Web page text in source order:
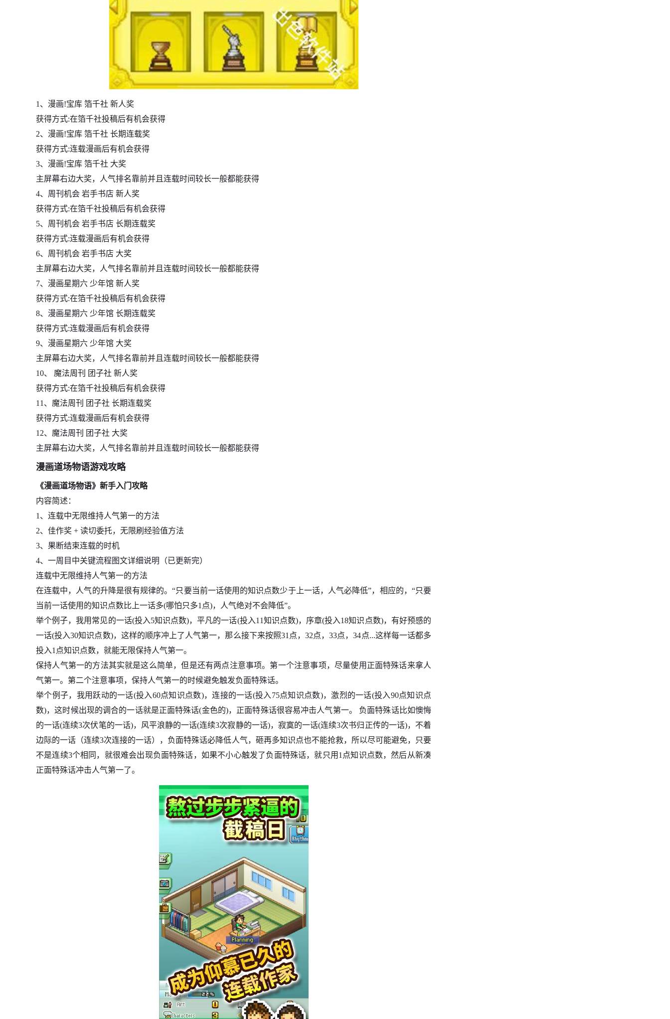
1、漫画!宝库 箔千社 新人奖
获得方式:在箔千社投稿后有机会获得
2、漫画!宝库 箔千社 长期连载奖
获得方式:连载漫画后有机会获得
3、漫画!宝库 箔千社 大奖
主屏幕右边大奖，人气排名靠前并且连载时间较长一般都能获得
4、周刊机会 岩手书店 新人奖
获得方式:在箔千社投稿后有机会获得
5、周刊机会 岩手书店 长期连载奖
获得方式:连载漫画后有机会获得
6、周刊机会 岩手书店 大奖
主屏幕右边大奖，人气排名靠前并且连载时间较长一般都能获得
7、漫画星期六 少年馆 新人奖
获得方式:在箔千社投稿后有机会获得
8、漫画星期六 少年馆 长期连载奖
获得方式:连载漫画后有机会获得
9、漫画星期六 少年馆 大奖
主屏幕右边大奖，人气排名靠前并且连载时间较长一般都能获得
10、 魔法周刊 团子社 新人奖
获得方式:在箔千社投稿后有机会获得
11、魔法周刊 团子社 长期连载奖
获得方式:连载漫画后有机会获得
12、魔法周刊 团子社 大奖
主屏幕右边大奖，人气排名靠前并且连载时间较长一般都能获得
漫画道场物语游戏攻略
《漫画道场物语》新手入门攻略
内容简述：
1、连载中无限维持人气第一的方法
2、佳作奖 + 读切委托，无限刷经验值方法
3、果断结束连载的时机
4、一周目中关键流程图文详细说明（已更新完）
连载中无限维持人气第一的方法
在连载中，人气的升降是很有规律的。“只要当前一话使用的知识点数少于上一话，人气必降低”，相应的，“只要
当前一话使用的知识点数比上一话多(哪怕只多1点)，人气绝对不会降低”。
举个例子，我用常见的一话(投入5知识点数)，平凡的一话(投入11知识点数)，序章(投入18知识点数)，有好预感的
一话(投入30知识点数)，这样的顺序冲上了人气第一，那么接下来按照31点，32点，33点，34点...这样每一话都多
投入1点知识点数，就能无限保持人气第一。
保持人气第一的方法其实就是这么简单，但是还有两点注意事项。第一个注意事项，尽量使用正面特殊话来拿人
气第一。第二个注意事项，保持人气第一的时候避免触发负面特殊话。
举个例子，我用跃动的一话(投入60点知识点数)，连接的一话(投入75点知识点数)，激烈的一话(投入90点知识点
数)，这时候出现的调合的一话就是正面特殊话(金色的)，正面特殊话很容易冲击人气第一。 负面特殊话比如懊悔
的一话(连续3次伏笔的一话)，风平浪静的一话(连续3次寂静的一话)，寂寞的一话(连续3次书归正传的一话)，不着
边际的一话（连续3次连接的一话），负面特殊话必降低人气，砸再多知识点也不能抢救，所以尽可能避免，只要
不是连续3个相同，就很难会出现负面特殊话，如果不小心触发了负面特殊话，就只用1点知识点数，然后从新凑
正面特殊话冲击人气第一了。